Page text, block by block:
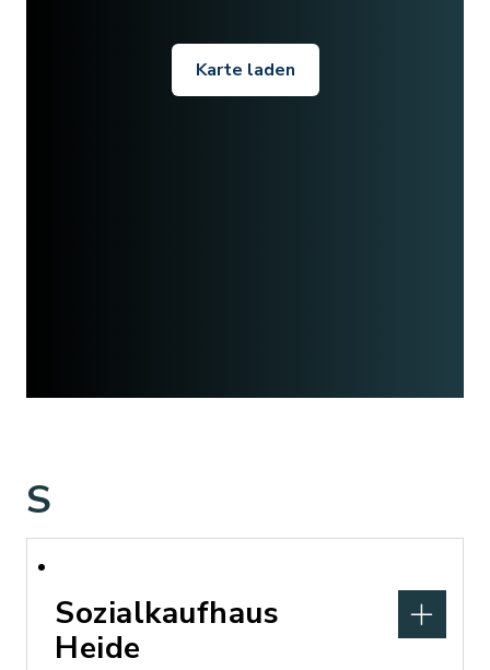
Karte laden
S
Sozialkaufhaus
Heide